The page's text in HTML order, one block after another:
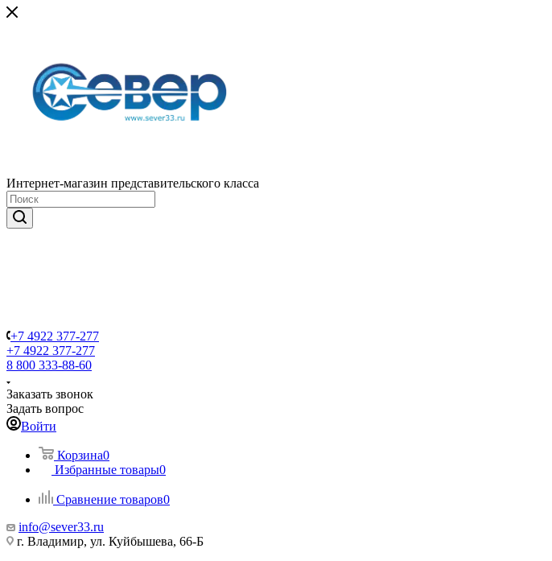
Интернет-магазин представительского класса
+7 4922 377-277
+7 4922 377-277
8 800 333-88-60
Заказать звонок
Задать вопрос
Войти
Корзина0
Избранные товары0
Сравнение товаров0
info@sever33.ru
г. Владимир, ул. Куйбышева, 66-Б